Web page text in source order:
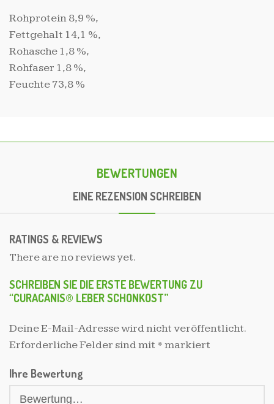
Rohprotein 8,9 %,
Fettgehalt 14,1 %,
Rohasche 1,8 %,
Rohfaser 1,8 %,
Feuchte 73,8 %
BEWERTUNGEN
EINE REZENSION SCHREIBEN
RATINGS & REVIEWS
There are no reviews yet.
SCHREIBEN SIE DIE ERSTE BEWERTUNG ZU
“CURACANIS® LEBER SCHONKOST”
Deine E-Mail-Adresse wird nicht veröffentlicht.
Erforderliche Felder sind mit *markiert
Ihre Bewertung